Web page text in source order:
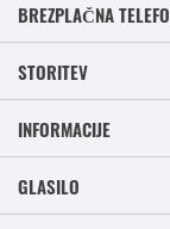
BREZPLAČNA
STORITEV
INFORMACIJE
GLASILO